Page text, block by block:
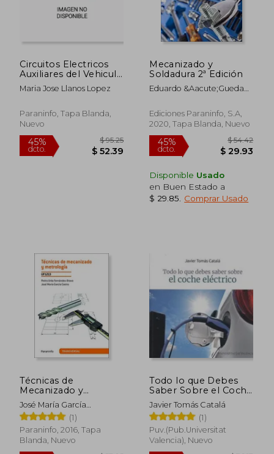
Circuitos Electricos
Auxiliares del Vehiculo
3. ª Edicion 2022
Maria Jose Llanos Lopez
Paraninfo, Tapa Blanda,
Nuevo
45%
dcto.
Mecanizado y
Soldadura 2ª Edición
Eduardo &Aacute;Gueda
Garc&Iacute;A
Jim&Eacute;Nez;
Tom&Aacute;S
G&Oacute;Mez Morales;
Joaqu&Iacute;N Gonzalo
Mart&Iacute;N Navarro
Ediciones Paraninfo, S.A,
2020, Tapa Blanda, Nuevo
dcto.
Disponible Usado
en Buen Estado a
$ 29.85
Comprar Usado
Técnicas de
Mecanizado y
Metrología
José María García
Castro,Pedro Urda
Fernández-Bravo
(1)
Paraninfo, 2016, Tapa
Blanda, Nuevo
Todo lo que Debes
Saber Sobre el Coche
Electrico
Javier Tomás Catalá
(1)
Puv.(Pub.Universitat
Valencia), Nuevo